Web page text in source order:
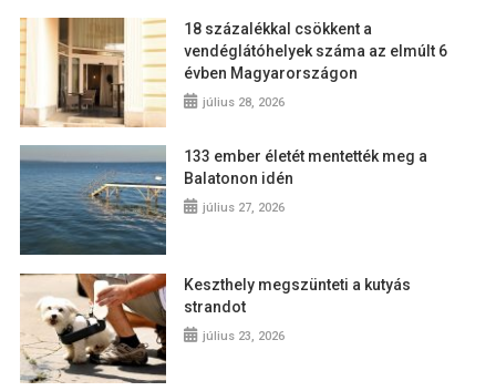
18 százalékkal csökkent a
vendéglátóhelyek száma az elmúlt 6
évben Magyarországon
július 28, 2026
133 ember életét mentették meg a
Balatonon idén
július 27, 2026
Keszthely megszünteti a kutyás
strandot
július 23, 2026